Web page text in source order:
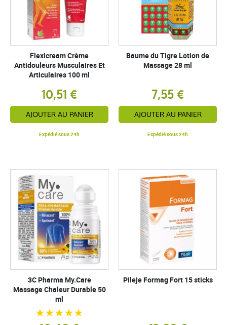
Flexicream Crème
Antidouleurs Musculaires Et
Articulaires 100 ml
10,51 €
AJOUTER AU PANIER
Expédié sous 24h
Baume du Tigre Lotion de
Massage 28 ml
7,55 €
AJOUTER AU PANIER
Expédié sous 24h
3C Pharma My.Care
Massage Chaleur Durable 50
ml
Pileje Formag Fort 15 sticks